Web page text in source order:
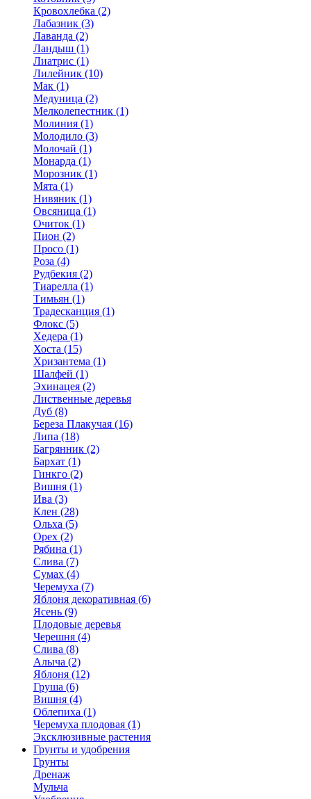
Кровохлебка (2)
Лабазник (3)
Лаванда (2)
Ландыш (1)
Лиатрис (1)
Лилейник (10)
Мак (1)
Медуница (2)
Мелколепестник (1)
Молиния (1)
Молодило (3)
Молочай (1)
Монарда (1)
Морозник (1)
Мята (1)
Нивяник (1)
Овсяница (1)
Очиток (1)
Пион (2)
Просо (1)
Роза (4)
Рудбекия (2)
Тиарелла (1)
Тимьян (1)
Традесканция (1)
Флокс (5)
Хедера (1)
Хоста (15)
Хризантема (1)
Шалфей (1)
Эхинацея (2)
Лиственные деревья
Дуб (8)
Береза Плакучая (16)
Липа (18)
Багрянник (2)
Бархат (1)
Гинкго (2)
Вишня (1)
Ива (3)
Клен (28)
Ольха (5)
Орех (2)
Рябина (1)
Слива (7)
Сумах (4)
Черемуха (7)
Яблоня декоративная (6)
Ясень (9)
Плодовые деревья
Черешня (4)
Слива (8)
Алыча (2)
Яблоня (12)
Груша (6)
Вишня (4)
Облепиха (1)
Черемуха плодовая (1)
Эксклюзивные растения
Грунты и удобрения
Грунты
Дренаж
Мульча